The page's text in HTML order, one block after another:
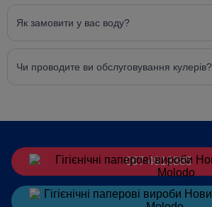
Як замовити у вас воду?
Чи проводите ви обслуговування кулерів?
067 4913385
Замовитив Telegram